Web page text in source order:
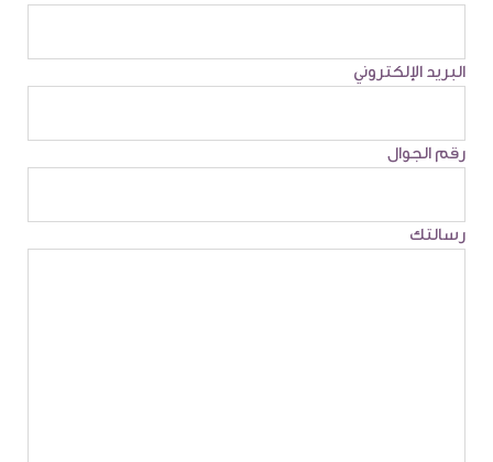
البريد الإلكتروني
رقم الجوال
رسالتك